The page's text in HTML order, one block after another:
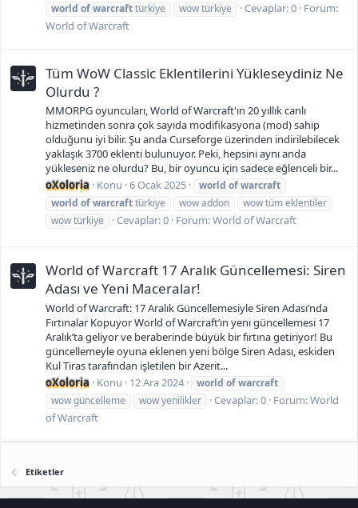
world ofwarcrafttürkiye wow türkiye Cevaplar: 0 Forum:
World of Warcraft
Tüm WoW Classic Eklentilerini Yükleseydiniz Ne
Olurdu ?
MMORPG oyuncuları, World of Warcraft'ın 20 yıllık canlı
hizmetinden sonra çok sayıda modifikasyona (mod) sahip
olduğunu iyi bilir. Şu anda Curseforge üzerinden indirilebilecek
yaklaşık 3700 eklenti bulunuyor. Peki, hepsini aynı anda
yükleseniz ne olurdu? Bu, bir oyuncu için sadece eğlenceli bir...
oXoloria Konu 6 Ocak 2025 world ofwarcraft
world ofwarcrafttürkiye wow addon
wow tüm eklentiler
wow türkiye
Cevaplar: 0 Forum:World of Warcraft
World of Warcraft 17 Aralık Güncellemesi: Siren
Adası ve Yeni Maceralar!
World of Warcraft: 17 Aralık Güncellemesiyle Siren Adası’nda
Fırtınalar Kopuyor World of Warcraft’ın yeni güncellemesi 17
Aralık’ta geliyor ve beraberinde büyük bir fırtına getiriyor! Bu
güncellemeyle oyuna eklenen yeni bölge Siren Adası, eskiden
Kul Tiras tarafından işletilen bir Azerit...
oXoloria Konu 12 Ara 2024 world ofwarcraft
wow güncelleme
wow yenilikler Cevaplar: 0 Forum:World
of Warcraft
Etiketler